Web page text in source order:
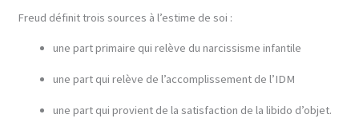
Freud définit trois sources à l’estime de soi :
une part primaire qui relève du narcissisme infantile
une part qui relève de l’accomplissement de l’IDM
une part qui provient de la satisfaction de la libido d’objet.